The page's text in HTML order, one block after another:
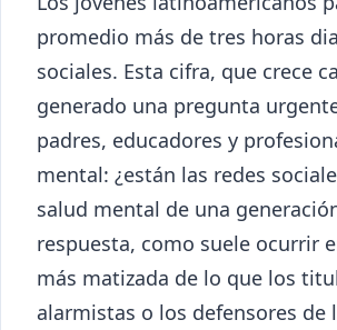
promedio más de tres horas
sociales. Esta cifra, que crece
generado una pregunta
padres, educadores y
mental: ¿están las redes
salud mental de una
respuesta, como suele ocurrir
más matizada de lo que los
alarmistas o los defensores de